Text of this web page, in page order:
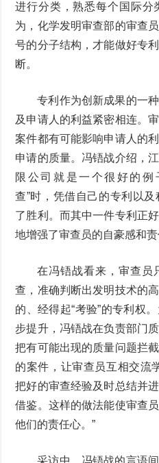
进行分类，熟悉每个国际分
为，化学发明审查部的审查
号的分子结构，才能做好专
断。
专利作为创新成果的一
及申请人的利益紧密相连。
案件都有可能影响申请人的
申请的质量。冯铻战介绍，
限公司就是一个很好的例
查”时，凭借自己的专利以
了胜利。而其中一件专利正
地增强了审查员的自豪感和责
在冯铻战看来，审查员
查，准确判断出发明技术的
的、经得起“考验”的专利权
步提升，冯铻战在负责部门
把有可能出现的质量问题拦
的案件，让审查员互相交流
把好的审查经验及时总结并
借鉴。这样的做法能使审查
他们的责任心。”
采访中，冯铻战的言语